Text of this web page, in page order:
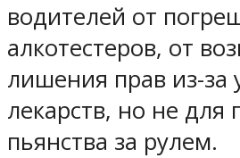
водителей от
алкотестеров, от
лишения прав из-за
лекарств, но не
пьянства за рулем.